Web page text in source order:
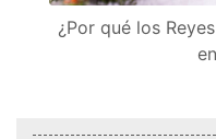
¿Por qué los